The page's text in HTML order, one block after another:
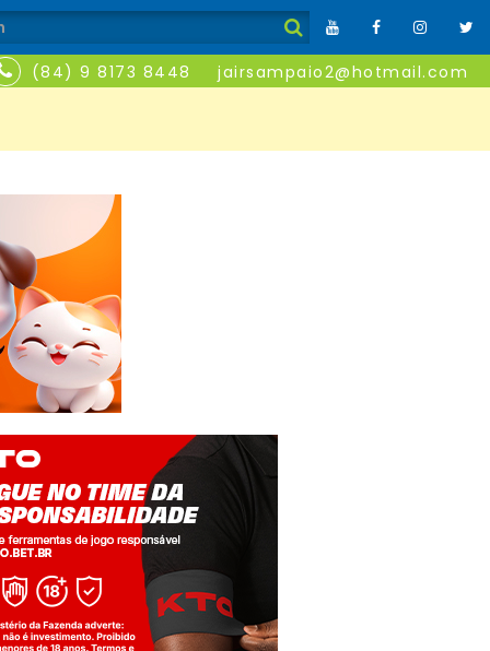
(84) 9 8173 8448 jairsampaio2@hotmail.com